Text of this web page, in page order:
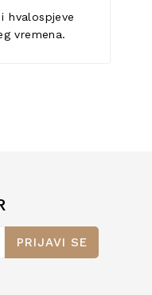
hvalospjeve
vremena.
PRIJAVI SE